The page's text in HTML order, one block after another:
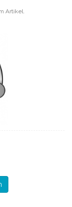
Artikel.